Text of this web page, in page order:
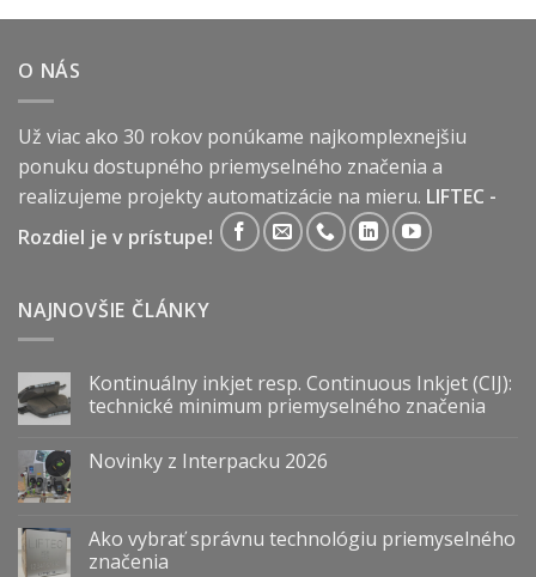
O NÁS
Už viac ako 30 rokov ponúkame najkomplexnejšiu
ponuku dostupného priemyselného značenia a
realizujeme projekty automatizácie na mieru. LIFTEC -
Rozdiel je v prístupe!
NAJNOVŠIE ČLÁNKY
Kontinuálny inkjet resp. Continuous Inkjet (CIJ):
technické minimum priemyselného značenia
Novinky z Interpacku 2026
Ako vybrať správnu technológiu priemyselného
značenia